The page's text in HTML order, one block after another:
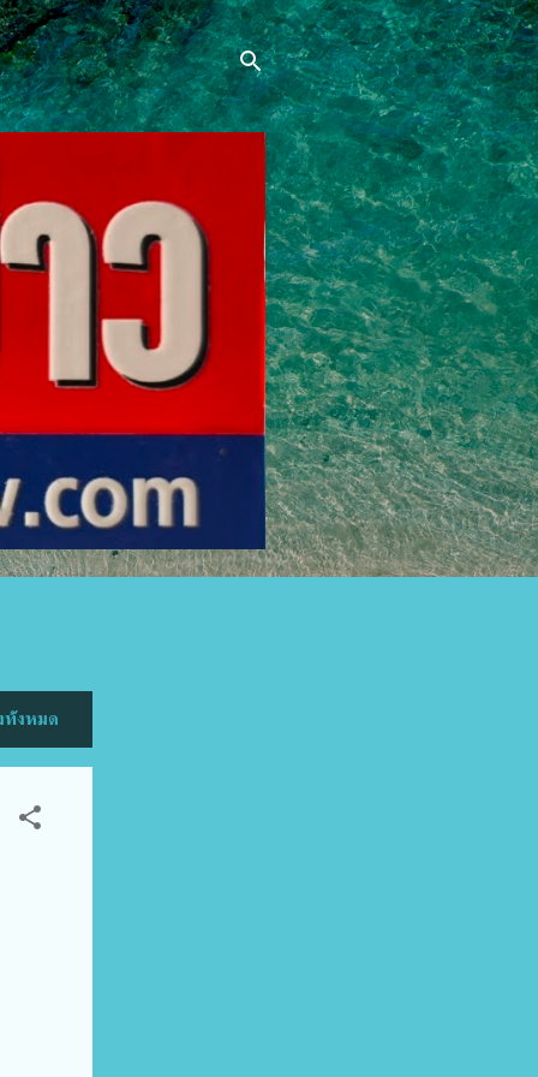
ทั้งหมด